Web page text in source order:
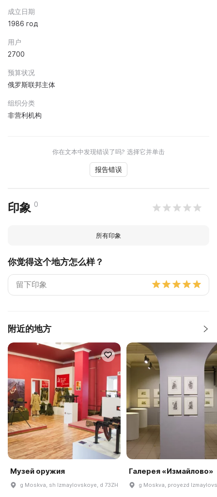
成立日期
1986 год
用户
2700
预算状况
俄罗斯联邦主体
组织分类
非营利机构
你在文本中发现错误了吗? 选择它并单击
报告错误
印象 0
所有印象
你觉得这个地方怎么样？
附近的地方
Музей оружия
g Moskva, sh Izmaylovskoye, d 73ZH
Галерея «Измайлово»
g Moskva, proyezd